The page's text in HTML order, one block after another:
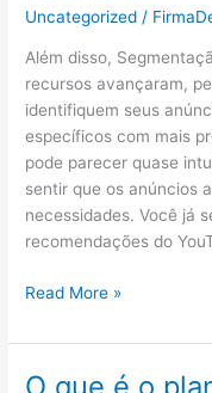
Uncategorized /
Além disso,
recursos avançaram,
identifiquem seus
específicos com mais
pode parecer quase
sentir que os anúncios
necessidades. Você já
recomendações do
Sobre
segmentação
Read More »